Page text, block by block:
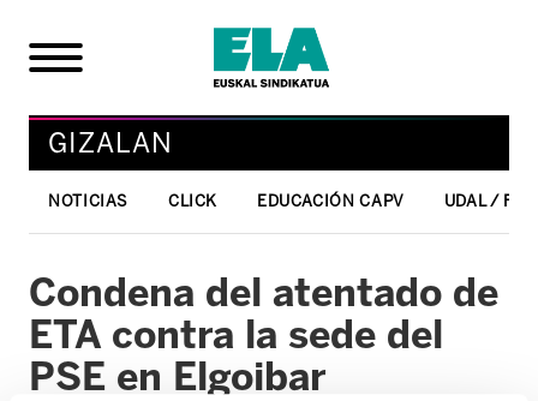
GIZALAN
NOTICIAS CLICK EDUCACIÓN CAPV UDAL /
Condena del atentado de
ETA contra la sede del
PSE en Elgoibar